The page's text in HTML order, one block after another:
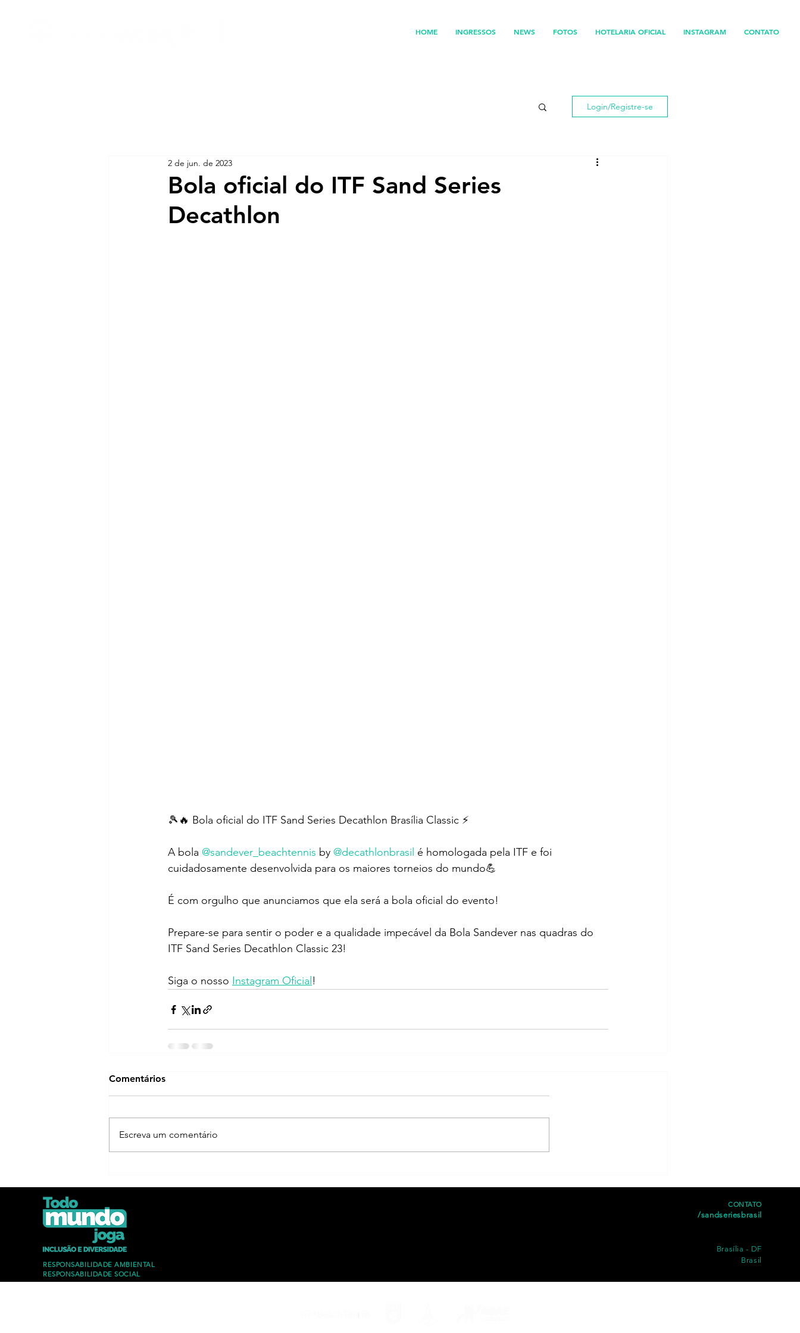
HOME INGRESSOS NEWS FOTOS HOTELARIA OFICIAL INSTAGRAM CONTATO
Login/Registre-se
Bola oficial do ITF Sand Series
Decathlon
2 de jun. de 2023
🎾🔥 Bola oficial do ITF Sand Series Decathlon Brasília Classic ⚡
A bola @sandever_beachtennis by @decathlonbrasil é homologada pela ITF e foi
cuidadosamente desenvolvida para os maiores torneios do mundo💪
É com orgulho que anunciamos que ela será a bola oficial do evento!
Prepare-se para sentir o poder e a qualidade impecável da Bola Sandever nas quadras do
ITF Sand Series Decathlon Classic 23!
Siga o nosso Instagram Oficial !
Comentários
Escreva um comentário
RESPONSABILIDADE AMBIENTAL
RESPONSABILIDADE SOCIAL
CONTATO
/sandseriesbrasil
Brasília - DF
Brasil